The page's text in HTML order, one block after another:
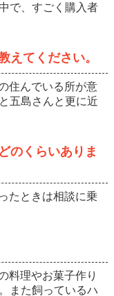
で、すごく購入者
えてください。
住んでいる所が意
五島さんと更に近
のくらいありま
たときは相談に乗
料理やお菓子作り
また飼っているハ